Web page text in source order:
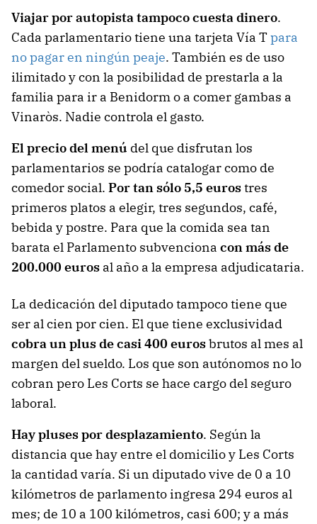
Viajar por autopista tampoco cuesta dinero.
Cada parlamentario tiene una tarjeta Vía Tpara
no pagar en ningún peaje. También es de uso
ilimitado y con la posibilidad de prestarla a la
familia para ir a Benidorm o a comer gambas a
Vinaròs. Nadie controla el gasto.
El precio del menú del que disfrutan los
parlamentarios se podría catalogar como de
comedor social. Por tan sólo 5,5 eurostres
primeros platos a elegir, tres segundos, café,
bebida y postre. Para que la comida sea tan
barata el Parlamento subvenciona con más de
200.000 euros al año a la empresa adjudicataria.
La dedicación del diputado tampoco tiene que
ser al cien por cien. El que tiene exclusividad
cobra un plus de casi 400 eurosbrutos al mes al
margen del sueldo. Los que son autónomos no lo
cobran pero Les Corts se hace cargo del seguro
laboral.
Hay pluses por desplazamiento. Según la
distancia que hay entre el domicilio y Les Corts
la cantidad varía. Si un diputado vive de 0 a 10
kilómetros de parlamento ingresa 294 euros al
mes; de 10 a 100 kilómetros, casi 600; y a más